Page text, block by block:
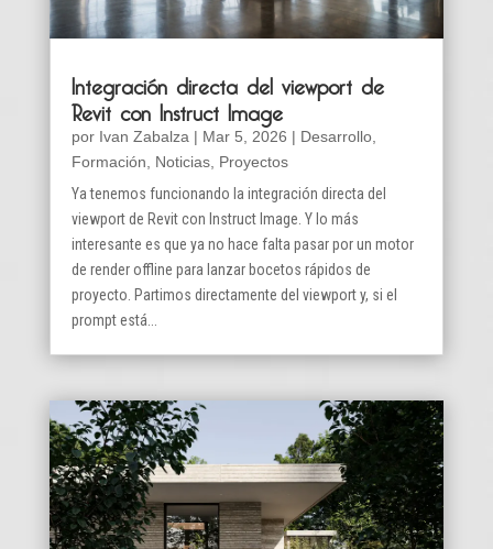
Integración directa del viewport de
Revit con Instruct Image
por Ivan Zabalza | Mar 5, 2026 | Desarrollo,
Formación
Noticias, Proyectos
Ya tenemos funcionando la integración directa del
viewport de Revit con Instruct Image. Y lo más
interesante es que ya no hace falta pasar por un motor
de render offline para lanzar bocetos rápidos de
proyecto. Partimos directamente del viewport y, si el
prompt está...